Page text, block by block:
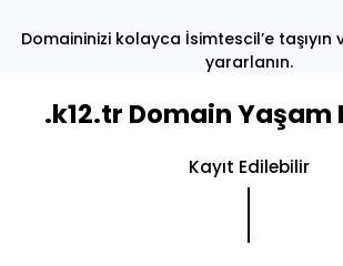
Domaininizi kolayca İsimtescil’e
yararlanın.
.k12.tr Domain Yaşam
Kayıt Edilebilir